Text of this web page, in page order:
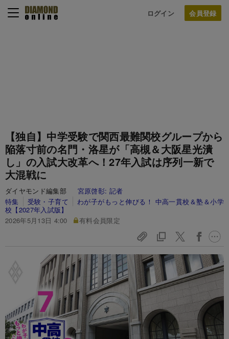
ログイン
【独自】中学受験で関西最難関校グループから
陥落寸前の名門・洛星が「高槻＆大阪星光潰
し」の入試大改革へ！27年入試は序列一新で
大混戦に
ダイヤモンド編集部 宮原啓彰: 記者
特集
受験・子育て
わが子がもっと伸びる！ 中高一貫校＆塾＆小学
校【2027年入試版】
2026年5月13日 4:00
有料会員限定